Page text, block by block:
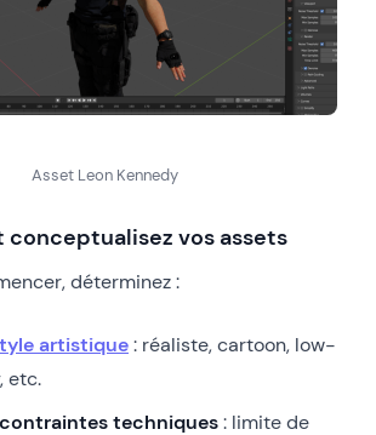
Asset Leon Kennedy
conceptualisez vos assets
déterminez :
artistique: réaliste, cartoon, low-
etc.
techniques: limite de